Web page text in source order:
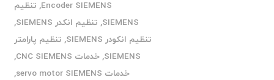
Encoder SIEMENS
, تنظیم
SIEMENS
, تنظیم انکدر SIEMENS
,
تنظیم انکودر SIEMENS
, تنظیم پارامتر
SIEMENS
,خدمات CNC SIEMENS
,
خدمات servo motor SIEMENS
,